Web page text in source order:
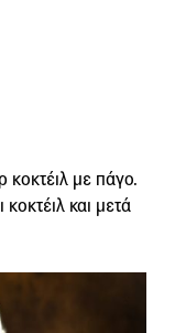
κοκτέιλ με πάγο.
και μετά